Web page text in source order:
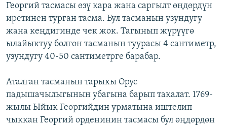
Георгий тасмасы өзү кара жана саргылт өңдөрдүн
иретинен турган тасма. Бул тасманын узундугу
жана кеңдигинде чек жок. Тагынып жүрүүгө
ылайыктуу болгон тасманын туурасы 4 сантиметр,
узундугу 40-50 сантиметрге барабар.
Аталган тасманын тарыхы Орус
падышачылыгынын убагына барып такалат. 1769-
жылы Ыйык Георгийдин урматына иштелип
чыккан Георгий орденинин тасмасы бул өңдөрдөн